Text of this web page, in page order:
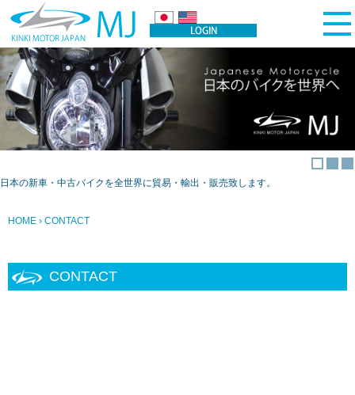
日本の新車・中古バイクを全世界に貿易・輸出・販売致します。
HOME › CONTACT
CONTACT